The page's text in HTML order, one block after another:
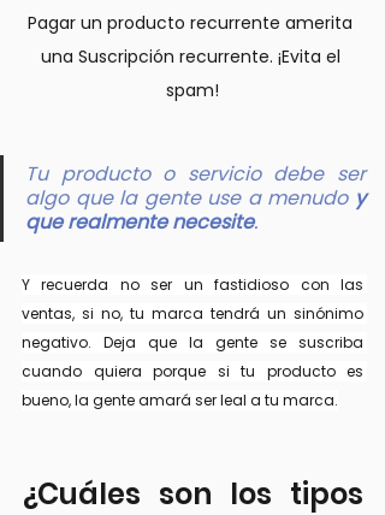
Pagar un producto recurrente amerita
una Suscripción recurrente. ¡Evita el
spam!
Tu producto o servicio debe ser
algo que la gente use a menudo y
que realmente necesite.
Y recuerda no ser un fastidioso con las
ventas, si no, tu marca tendrá un sinónimo
negativo. Deja que la gente se suscriba
cuando quiera porque si tu producto es
bueno, la gente amará ser leal a tu marca.
¿Cuáles son los tipos